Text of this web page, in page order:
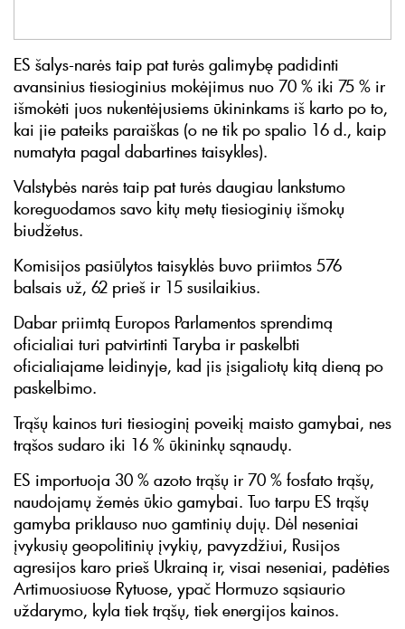
ES šalys-narės taip pat turės galimybę padidinti
avansinius tiesioginius mokėjimus nuo 70 % iki 75 % ir
išmokėti juos nukentėjusiems ūkininkams iš karto po to,
kai jie pateiks paraiškas (o ne tik po spalio 16 d., kaip
numatyta pagal dabartines taisykles).
Valstybės narės taip pat turės daugiau lankstumo
koreguodamos savo kitų metų tiesioginių išmokų
biudžetus.
Komisijos pasiūlytos taisyklės buvo priimtos 576
balsais už, 62 prieš ir 15 susilaikius.
Dabar priimtą Europos Parlamentos sprendimą
oficialiai turi patvirtinti Taryba ir paskelbti
oficialiajame leidinyje, kad jis įsigaliotų kitą dieną po
paskelbimo.
Trąšų kainos turi tiesioginį poveikį maisto gamybai, nes
trąšos sudaro iki 16 % ūkininkų sąnaudų.
ES importuoja 30 % azoto trąšų ir 70 % fosfato trąšų,
naudojamų žemės ūkio gamybai. Tuo tarpu ES trąšų
gamyba priklauso nuo gamtinių dujų. Dėl neseniai
įvykusių geopolitinių įvykių, pavyzdžiui, Rusijos
agresijos karo prieš Ukrainą ir, visai neseniai, padėties
Artimuosiuose Rytuose, ypač Hormuzo sąsiaurio
uždarymo, kyla tiek trąšų, tiek energijos kainos.